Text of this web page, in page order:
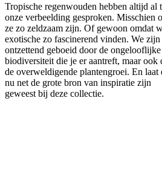
Tropische regenwouden hebben altijd al
onze verbeelding gesproken. Misschien
ze zo zeldzaam zijn. Of gewoon omdat
exotische zo fascinerend vinden. We zijn
ontzettend geboeid door de ongelooflijke
biodiversiteit die je er aantreft, maar ook
de overweldigende plantengroei. En laat
nu net de grote bron van inspiratie zijn
geweest bij deze collectie.